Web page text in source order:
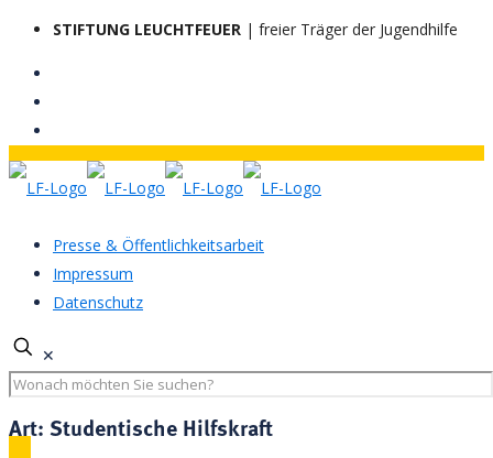
STIFTUNG LEUCHTFEUER | freier Träger der Jugendhilfe
Presse & Öffentlichkeitsarbeit
Impressum
Datenschutz
✕
Art: Studentische Hilfskraft